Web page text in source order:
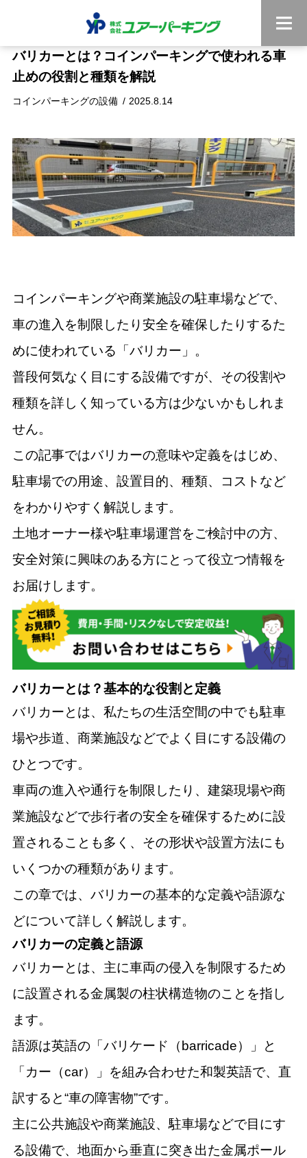
コインパーキングの設備 2025.8.14
バリカーとは？コインパーキングで使われる車
止めの役割と種類を解説
コインパーキングや商業施設の駐車場などで、
車の進入を制限したり安全を確保したりするた
めに使われている「バリカー」。
普段何気なく目にする設備ですが、その役割や
種類を詳しく知っている方は少ないかもしれま
せん。
この記事ではバリカーの意味や定義をはじめ、
駐車場での用途、設置目的、種類、コストなど
をわかりやすく解説します。
土地オーナー様や駐車場運営をご検討中の方、
安全対策に興味のある方にとって役立つ情報を
お届けします。
バリカーとは？基本的な役割と定義
バリカーとは、私たちの生活空間の中でも駐車
場や歩道、商業施設などでよく目にする設備の
ひとつです。
車両の進入や通行を制限したり、建築現場や商
業施設などで歩行者の安全を確保するために設
置されることも多く、その形状や設置方法にも
いくつかの種類があります。
この章では、バリカーの基本的な定義や語源な
どについて詳しく解説します。
バリカーの定義と語源
バリカーとは、主に車両の侵入を制限するため
に設置される金属製の柱状構造物のことを指し
ます。
語源は英語の「バリケード（barricade）」と
「カー（car）」を組み合わせた和製英語で、直
訳すると“車の障害物”です。
主に公共施設や商業施設、駐車場などで目にす
る設備で、地面から垂直に突き出た金属ポール